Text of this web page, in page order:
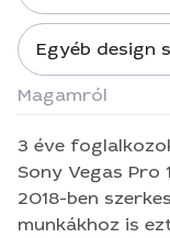
Egyéb design
Magamról
3 éve
Sony Vegas Pro
2018-ben
munkákhoz is